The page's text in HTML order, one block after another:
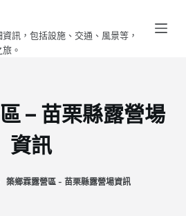
訊，包括設施、交通、風景等，
。
– 苗栗縣露營場
資訊
築鄉霖露營區 - 苗栗縣露營場資訊